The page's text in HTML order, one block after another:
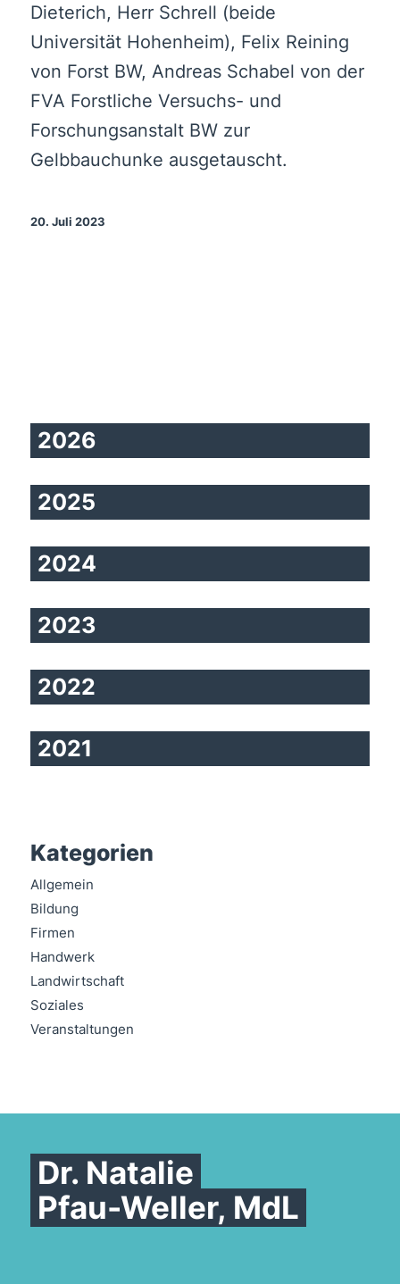
Dieterich, Herr Schrell (beide
Universität Hohenheim), Felix Reining
von Forst BW, Andreas Schabel von der
FVA Forstliche Versuchs- und
Forschungsanstalt BW zur
Gelbbauchunke ausgetauscht.
20. Juli 2023
2026
2025
2024
2023
2022
2021
Kategorien
Allgemein
Bildung
Firmen
Handwerk
Landwirtschaft
Soziales
Veranstaltungen
Dr. Natalie
Pfau-Weller, MdL